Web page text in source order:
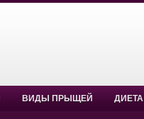
ВИДЫ ПРЫЩЕЙ ДИЕТА